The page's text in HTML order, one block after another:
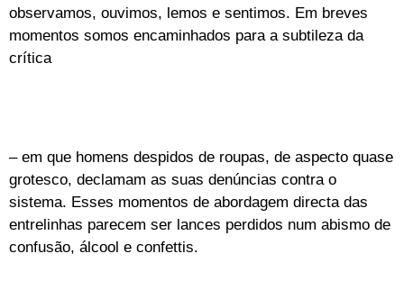
observamos, ouvimos, lemos e sentimos. Em breves
momentos somos encaminhados para a subtileza da
crítica
– em que homens despidos de roupas, de aspecto quase
grotesco, declamam as suas denúncias contra o
sistema. Esses momentos de abordagem directa das
entrelinhas parecem ser lances perdidos num abismo de
confusão, álcool e confettis.